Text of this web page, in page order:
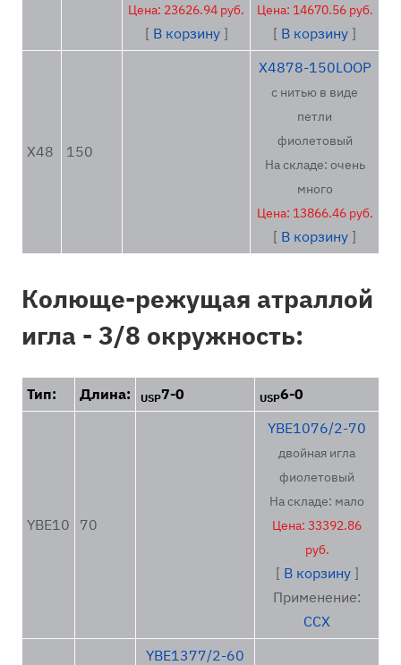
Цена: 23626.94 руб.
[ В корзину]
Цена: 14670.56 руб.
[ В корзину ]
X48 150
X4878-150LOOP
с нитью в виде
петли
фиолетовый
На складе: очень
много
Цена: 13866.46 руб.
[ В корзину ]
Колюще-режущая атраллой
игла - 3/8 окружность:
Тип: Длина: USP7-0 USP6-0
YBE10 70
YBE1076/2-70
двойная игла
фиолетовый
На складе: мало
Цена: 33392.86
руб.
[ В корзину]
Применение:
ССХ
YBE1377/2-60